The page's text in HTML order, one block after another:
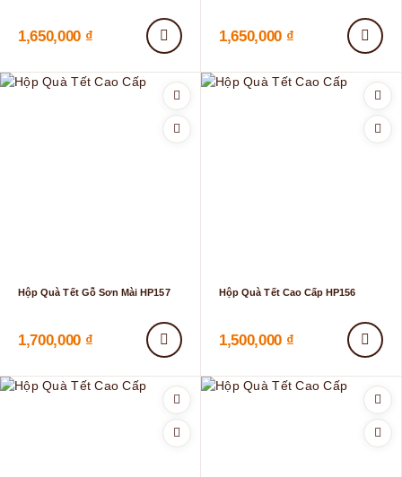
1,650,000 ₫ 1,650,000 ₫
Hộp Quà Tết Gỗ Sơn Mài HP157
1,700,000 ₫
Hộp Quà Tết Cao Cấp HP156
1,500,000 ₫